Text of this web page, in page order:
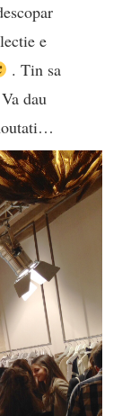
e
. Tin sa
dau